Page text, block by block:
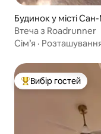
Будинок у місті
Втеча з Roadrunner
Сім’я ·
Топ вибір гостей
Вибір гостей